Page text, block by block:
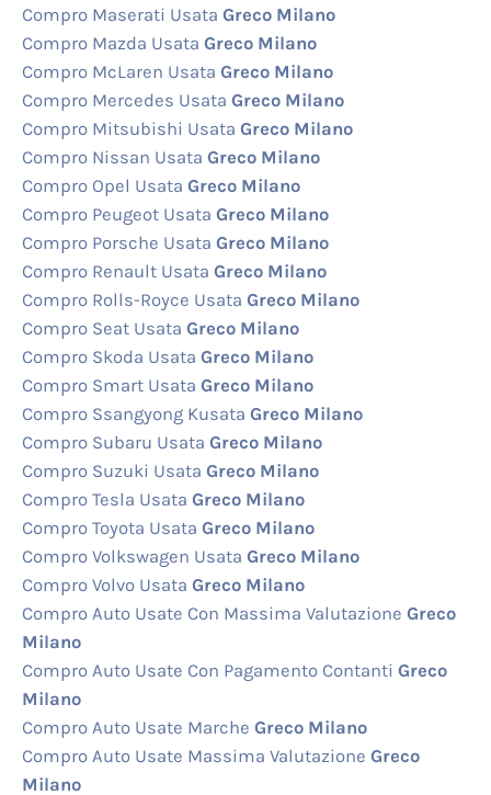
Compro Maserati Usata Greco Milano
Compro Mazda Usata Greco Milano
Compro McLaren Usata Greco Milano
Compro Mercedes Usata Greco Milano
Compro Mitsubishi Usata Greco Milano
Compro Nissan Usata Greco Milano
Compro Opel Usata Greco Milano
Compro Peugeot Usata Greco Milano
Compro Porsche Usata Greco Milano
Compro Renault Usata Greco Milano
Compro Rolls-Royce Usata Greco Milano
Compro Seat Usata Greco Milano
Compro Skoda Usata Greco Milano
Compro Smart Usata Greco Milano
Compro Ssangyong Kusata Greco Milano
Compro Subaru Usata Greco Milano
Compro Suzuki Usata Greco Milano
Compro Tesla Usata Greco Milano
Compro Toyota Usata Greco Milano
Compro Volkswagen Usata Greco Milano
Compro Volvo Usata Greco Milano
Compro Auto Usate Con Massima Valutazione Greco
Milano
Compro Auto Usate Con Pagamento Contanti Greco
Milano
Compro Auto Usate Marche Greco Milano
Compro Auto Usate Massima Valutazione Greco
Milano